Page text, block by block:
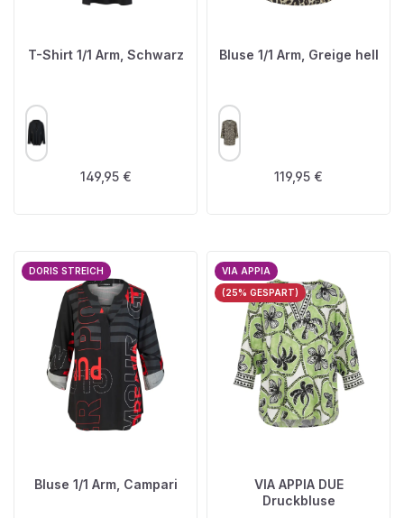
T-Shirt 1/1 Arm, Schwarz
FARBE
Regulärer Preis:
149,95 €
Bluse 1/1 Arm, Greige hell
FARBE
Regulärer Preis:
119,95 €
DORIS STREICH
Bluse 1/1 Arm, Campari
VIA APPIA
(25% GESPART)
VIA APPIA DUE
Druckbluse